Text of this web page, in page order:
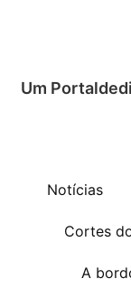
Um
Notícias
Cortes
A